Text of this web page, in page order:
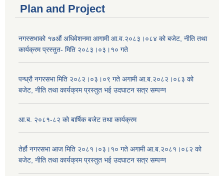
Plan and Project
नगरसभाको १७औं अधिवेशनमा आगामी आ.व.२०८३।०८४ को बजेट, नीति तथा
कार्यक्रम प्रस्तुत- मिति २०८३।०३।१० गते
पन्ध्रौ नगरसभा मिति २०८२।०३।०९ गते अगामी आ.ब.२०८२।०८३ को
बजेट, नीति तथा कार्यक्रम प्रस्तुत भई उदघाटन सत्र सम्पन्न
आ.ब. २०८१-८२ को बार्षिक बजेट तथा कार्यक्रम
तेर्हौ नगरसभा आज मिति २०८१।०३।१० गते अगामी आ.ब.२०८१।०८२ को
बजेट, नीति तथा कार्यक्रम प्रस्तुत भई उदघाटन सत्र सम्पन्न